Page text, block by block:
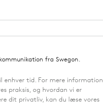
fra Swegon.
enhver tid. For mere information
praksis, og hvordan vi er
dit privatliv, kan du læse vores